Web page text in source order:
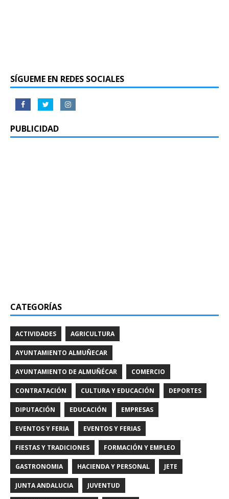
SÍGUEME EN REDES SOCIALES
PUBLICIDAD
CATEGORÍAS
ACTIVIDADES AGRICULTURA
AYUNTAMIENTO ALMUÑECAR
AYUNTAMIENTO DE ALMUÑÉCAR COMERCIO
CONTRATACIÓN CULTURA Y EDUCACIÓN DEPORTES
DIPUTACIÓN EDUCACIÓN EMPRESAS
EVENTOS Y FERIA EVENTOS Y FERIAS
FIESTAS Y TRADICIONES FORMACIÓN Y EMPLEO
GASTRONOMIA HACIENDA Y PERSONAL JETE
JUNTA ANDALUCIA JUVENTUD